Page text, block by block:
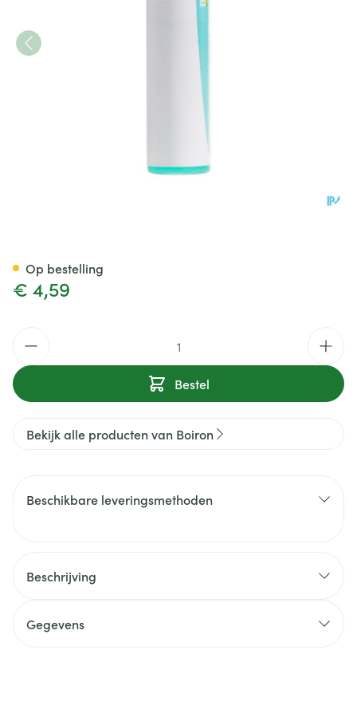
€ 4,59
Bestel
Op bestelling
Bekijk alle producten van Boiron
Beschikbare leveringsmethoden
Beschrijving
Gegevens